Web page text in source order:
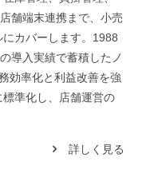
舗端末連携まで、小売
カバーします。1988
導入実績で蓄積したノ
効率化と利益改善を強
準化し、店舗運営の
詳しく見る